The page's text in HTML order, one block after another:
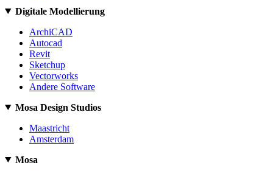
Digitale Modellierung
ArchiCAD
Autocad
Revit
Sketchup
Vectorworks
Andere Software
Mosa Design Studios
Maastricht
Amsterdam
Mosa